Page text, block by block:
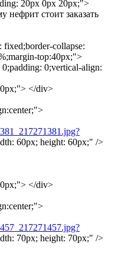
20px 0px 20px;">
нефрит стоит заказать
collapse:
top:40px;">
0;vertical-align:
</div>
60px; height: 60px;" />
</div>
70px; height: 70px;" />